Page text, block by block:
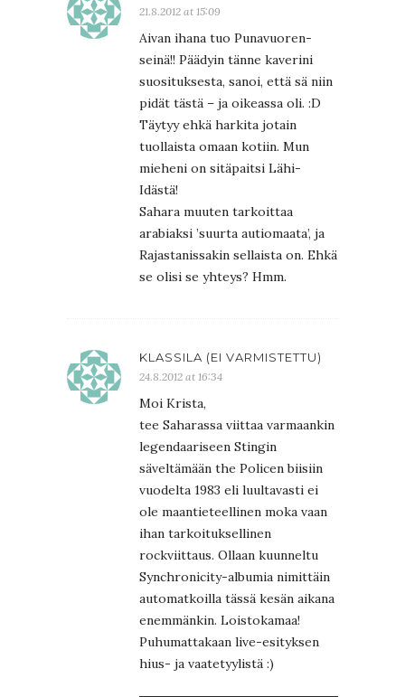
21.8.2012 at 15:09
Aivan ihana tuo Punavuoren-
seinä!! Päädyin tänne kaverini
suosituksesta, sanoi, että sä niin
pidät tästä – ja oikeassa oli. :D
Täytyy ehkä harkita jotain
tuollaista omaan kotiin. Mun
mieheni on sitäpaitsi Lähi-
Idästä!
Sahara muuten tarkoittaa
arabiaksi ’suurta autiomaata’, ja
Rajastanissakin sellaista on. Ehkä
se olisi se yhteys? Hmm.
KLASSILA (EI VARMISTETTU)
24.8.2012 at 16:34
Moi Krista,
tee Saharassa viittaa varmaankin
legendaariseen Stingin
säveltämään the Policen biisiin
vuodelta 1983 eli luultavasti ei
ole maantieteellinen moka vaan
ihan tarkoituksellinen
rockviittaus. Ollaan kuunneltu
Synchronicity-albumia nimittäin
automatkoilla tässä kesän aikana
enemmänkin. Loistokamaa!
Puhumattakaan live-esityksen
hius- ja vaatetyylistä :)